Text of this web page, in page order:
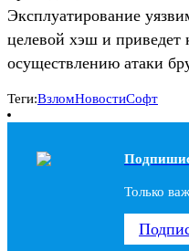
Эксплуатирование
целевой хэш и приведет
осуществлению атаки
Теги:ВзломНовостиСофт
Только